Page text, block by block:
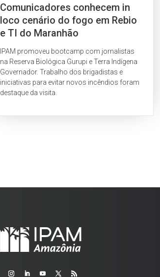
Comunicadores conhecem in
loco cenário do fogo em Rebio
e TI do Maranhão
IPAM promoveu bootcamp com jornalistas
na Reserva Biológica Gurupi e Terra Indígena
Governador. Trabalho dos brigadistas e
iniciativas para evitar novos incêndios foram
destaque da visita.